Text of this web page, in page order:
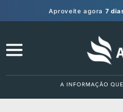
Aproveite agora 7